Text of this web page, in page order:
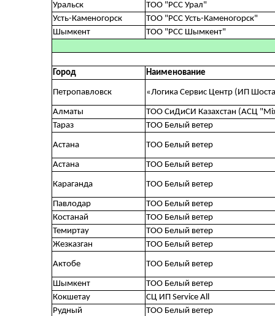
Уральск
ТОО "РСС Урал"
Усть-Каменогорск
ТОО "РСС Усть-Каменогорск"
Шымкент
TOO "РСС Шымкент"
Город Наименование
Петропавловск «Логика Сервис Центр (ИП
Алматы
ТОО СиДиСИ Казахстан (АСЦ
Тараз
ТОО Белый ветер
Астана ТОО Белый ветер
Астана ТОО Белый ветер
Караганда ТОО Белый ветер
Павлодар
ТОО Белый ветер
Костанай
ТОО Белый ветер
Темиртау
ТОО Белый ветер
Жезказган
ТОО Белый ветер
Актобе ТОО Белый ветер
Шымкент
ТОО Белый ветер
Кокшетау
СЦ ИП Service All
Рудный
ТОО Белый ветер